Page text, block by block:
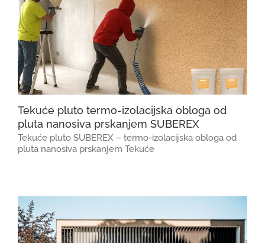
Tekuće pluto termo-izolacijska obloga od
pluta nanosiva prskanjem SUBEREX
Tekuće pluto SUBEREX – termo-izolacijska obloga od
pluta nanosiva prskanjem Tekuće